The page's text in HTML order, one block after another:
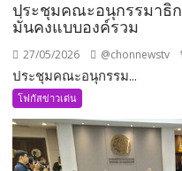
ประชุมคณะอนุกรรมาธิ
มั่นคงแบบองค์รวม
27/05/2026 @chonnewstv
ประชุมคณะอนุกรรม...
โฟกัสข่าวเด่น